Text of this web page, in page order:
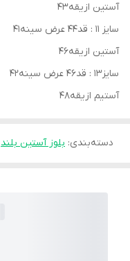
آستین ازیقه۴۳
سایز ۱۱ : قد۴۴ عرض سینه۴۱
آستین ازیقه۴۶
سایز۱۳ : قد۴۶ عرض سینه۴۲
آستیم ازیقه۴۸
دسته‌بندی: بلوز آستین بلند